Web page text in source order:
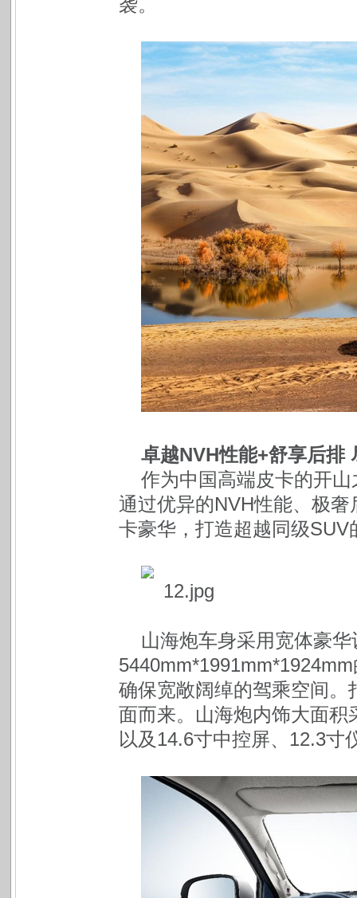
袭。
卓越NVH性能+舒享后排
作为中国高端皮卡的开
通过优异的NVH性能、极
卡豪华，打造超越同级SUV
山海炮车身采用宽体豪
确保宽敞阔绰的驾乘空间
面而来。山海炮内饰大面
以及14.6寸中控屏、12.3寸